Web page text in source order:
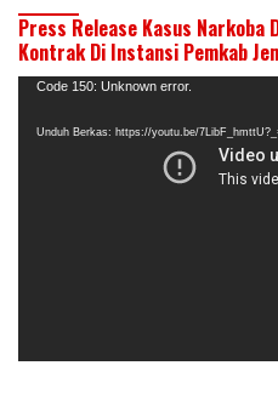
Press Release Kasus Narkoba
Kontrak Di Instansi Pemkab
Pemutar
Code 150: Unknown error.
Unduh Berkas: https://youtu.be/